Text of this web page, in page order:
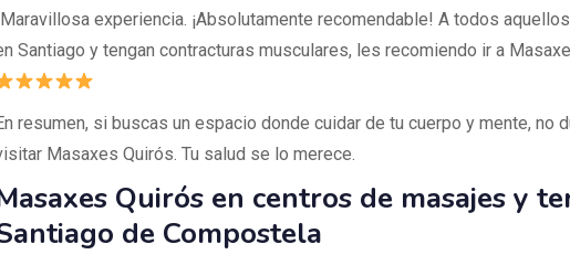
experiencia. ¡Absolutamente recomendable! A todos
Santiago y tengan contracturas musculares, les recomiendo ir a
resumen, si buscas un espacio donde cuidar de tu cuerpo y mente, no
Masaxes Quirós. Tu salud se lo merece.
Quirós en centros de masajes y
de Compostela